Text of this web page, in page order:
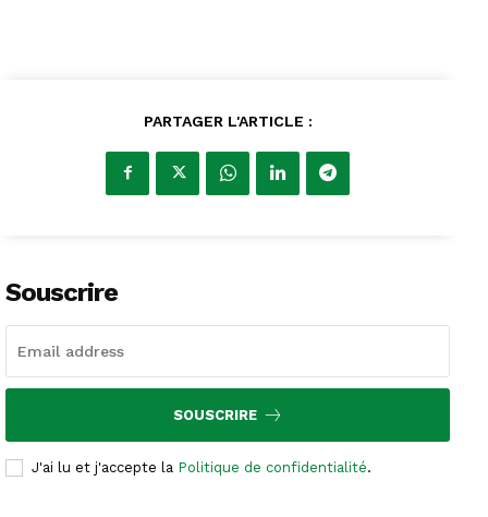
PARTAGER L'ARTICLE :
Souscrire
SOUSCRIRE
J'ai lu et j'accepte la Politique de confidentialité.